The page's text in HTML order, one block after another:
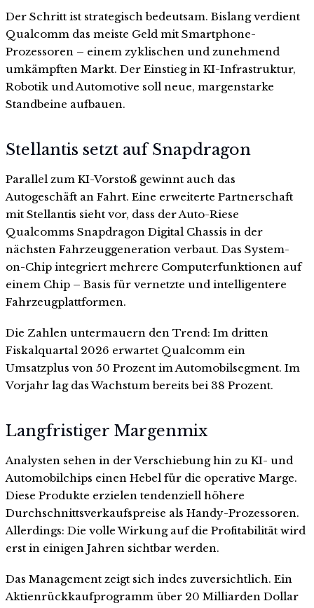
Der Schritt ist strategisch bedeutsam. Bislang verdient
Qualcomm das meiste Geld mit Smartphone-
Prozessoren – einem zyklischen und zunehmend
umkämpften Markt. Der Einstieg in KI-Infrastruktur,
Robotik und Automotive soll neue, margenstarke
Standbeine aufbauen.
Stellantis setzt auf Snapdragon
Parallel zum KI-Vorstoß gewinnt auch das
Autogeschäft an Fahrt. Eine erweiterte Partnerschaft
mit Stellantis sieht vor, dass der Auto-Riese
Qualcomms Snapdragon Digital Chassis in der
nächsten Fahrzeuggeneration verbaut. Das System-
on-Chip integriert mehrere Computerfunktionen auf
einem Chip – Basis für vernetzte und intelligentere
Fahrzeugplattformen.
Die Zahlen untermauern den Trend: Im dritten
Fiskalquartal 2026 erwartet Qualcomm ein
Umsatzplus von 50 Prozent im Automobilsegment. Im
Vorjahr lag das Wachstum bereits bei 38 Prozent.
Langfristiger Margenmix
Analysten sehen in der Verschiebung hin zu KI- und
Automobilchips einen Hebel für die operative Marge.
Diese Produkte erzielen tendenziell höhere
Durchschnittsverkaufspreise als Handy-Prozessoren.
Allerdings: Die volle Wirkung auf die Profitabilität wird
erst in einigen Jahren sichtbar werden.
Das Management zeigt sich indes zuversichtlich. Ein
Aktienrückkaufprogramm über 20 Milliarden Dollar